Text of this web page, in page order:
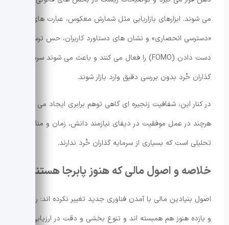
می شوند. ابزارهای بازاریابی مثل شمارش معکوس، عبارت های
«دسترسی انحصاری» و نشان های دستاورد کاربران، حس ترس از
دست دادن (FOMO) را فعال می کنند و باعث می شوند سرمایه
گذاران خُرد بدون بررسی دقیق وارد بازار شوند.
در کنار این، شفافیت زنجیره ای گاهی توهم برابری ایجاد می کند؛
هرچند در عمل موفقیت در دیفای نیازمند دانش، زمان و منابع
تحلیلی است که بسیاری از سرمایه گذاران خُرد ندارند.
خلاصه و اصول مالی که هنوز پابرجا هستند
اصول بنیادین مالی با آمدن فناوری جدید تغییر نکرده اند: ریسک
و بازده هنوز هم همبسته اند و تنوع بخشی و دقت در ارزیابی